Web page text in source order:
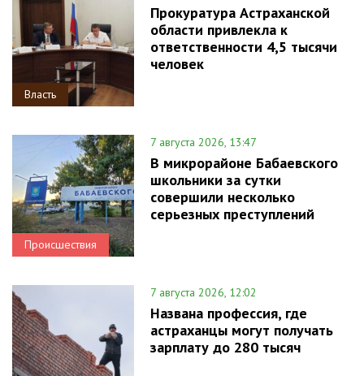
Власть
Прокуратура Астраханской
области привлекла к
ответственности 4,5 тысячи
человек
Происшествия
7 августа 2026, 13:47
В микрорайоне Бабаевского
школьники за сутки
совершили несколько
серьезных преступлений
7 августа 2026, 12:02
Названа профессия, где
астраханцы могут получать
зарплату до 280 тысяч